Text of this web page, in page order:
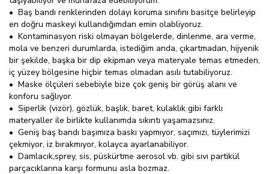
• Baş bandı renklerinden dolayı koruma sınıfını basitçe belirleyip
en doğru maskeyi kullandığımdan emin olabliyoruz.
• Kontaminasyon riski olmayan bölgelerde, dinlenme, ara verme,
mola ve benzeri durumlarda, istediğim anda, çıkartmadan, hijyenik
bir şekilde, başka bir dip ekipman veya materyale temas etmeden,
iç yüzey bölgesine hiçbir temas olmadan asılı tutabiliyoruz.
• Maske ölçüleri sebebiyle bize çok geniş bir görüş alanı ve
konforu sağlıyor.
• Siperlik (vizör), gözlük, başlık, baret, kulaklık gibi farklı
materyaller ile birlikte kullanımda sıkıntı yaşamazsınız.
• Geniş baş bandı başımıza baskı yapmıyor, saçımızı, tüylerimizi
çekmiyor, iz bırakmıyor, kolayca ayarlanabiliyor.
• Damlacık,sprey, sis, püskürtme aerosol vb. gibi sıvı partikül
parçacıklarına karşı formunu asla bozmaz.